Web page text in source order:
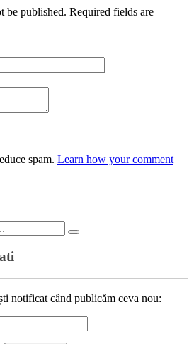
be published. Required fields are
spam. Learn how your comment
notificat când publicăm ceva nou: